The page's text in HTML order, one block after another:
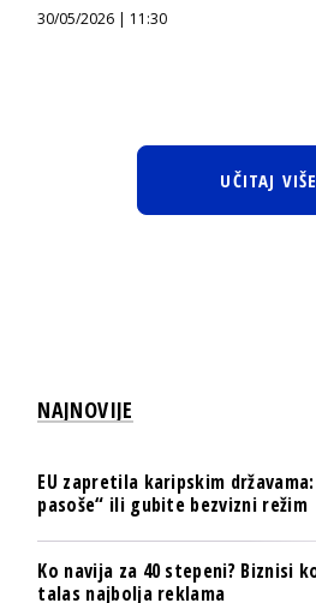
30/05/2026 | 11:30
UČITAJ VIŠE
NAJNOVIJE
EU zapretila karipskim
pasoše“ ili gubite bezvizni režim
Ko navija za 40 stepeni? Biznisi
talas najbolja reklama